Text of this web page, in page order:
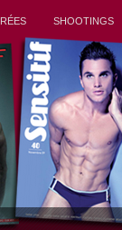
SHOOTINGS